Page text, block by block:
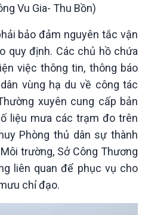
Khoa học & Công nghệ
Vu Gia- Thu Bồn)
bảo đảm nguyên tắc vận
quy định. Các chủ hồ chứa
việc thông tin, thông báo
vùng hạ du về công tác
xuyên cung cấp bản
liệu mưa các trạm đo trên
Phòng thủ dân sự thành
trường, Sở Công Thương
liên quan để phục vụ cho
chỉ đạo.